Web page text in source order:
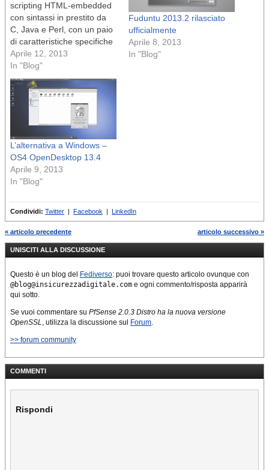
scripting HTML-embedded
con sintassi in prestito da
C, Java e Perl, con un paio
di caratteristiche specifiche
del PHP , è stato
aggiornato alla versione
5.4.14. n Highlights per
PHP 5.4.14: n • Un bug,
che causava che PHP
esaurisse lo spazio codice
operativo, è stato…
Aprile 12, 2013
In "Blog"
Fuduntu 2013.2 rilasciato
ufficialmente
Aprile 8, 2013
In "Blog"
L’alternativa a Windows –
OS4 OpenDesktop 13.4
Aprile 9, 2013
In "Blog"
Condividi: Twitter Facebook LinkedIn
« articolo precedente articolo successivo »
UNISCITI ALLA DISCUSSIONE
Questo è un blog del Fediverso: puoi trovare questo articolo ovunque con
@blog@insicurezzadigitale.com e ogni commento/risposta apparirà
qui sotto.
Se vuoi commentare su PfSense 2.0.3 Distro ha la nuova versione
OpenSSL, utilizza la discussione sul Forum.
>> forum community
COMMENTI
Rispondi